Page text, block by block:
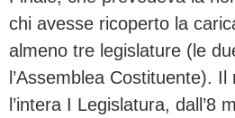
chi avesse ricoperto la
almeno tre legislature (le
l’Assemblea Costituente).
l’intera I Legislatura, dall’8